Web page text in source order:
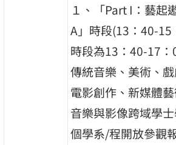
１、「Part I：藝起
A」時段(13：40-
時段為13：40-17：
傳統音樂、美術、
電影創作、新媒體
音樂與影像跨域學
個學系/程開放參觀